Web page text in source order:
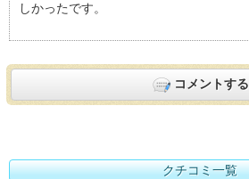
しかったです。
コメントする
クチコミ一覧